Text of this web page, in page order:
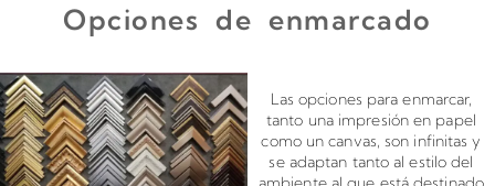
Opciones de enmarcado
Las opciones para enmarcar,
tanto una impresión en papel
como un canvas, son infinitas y
se adaptan tanto al estilo del